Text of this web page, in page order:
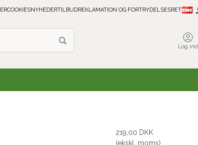
COOKIESNYHEDERTILBUDREKLAMATION OG FORTRYDELSESRET
Log ind
219,00 DKK
(ekskl. moms)